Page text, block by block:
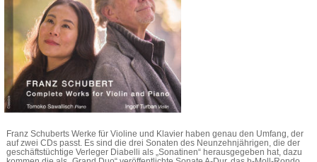
Franz Schuberts Werke für Violine und Klavier haben genau den Umfang, der
auf zwei CDs passt. Es sind die drei Sonaten des Neunzehnjährigen, die der
geschäftstüchtige Verleger Diabelli als „Sonatinen“ herausgegeben hat, dazu